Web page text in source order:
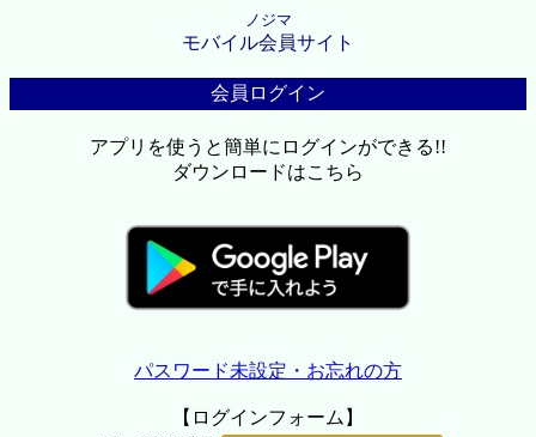
ノジマ
モバイル会員サイト
会員ログイン
アプリを使うと簡単にログインができる!!
ダウンロードはこちら
パスワード未設定・お忘れの方
【ログインフォーム】